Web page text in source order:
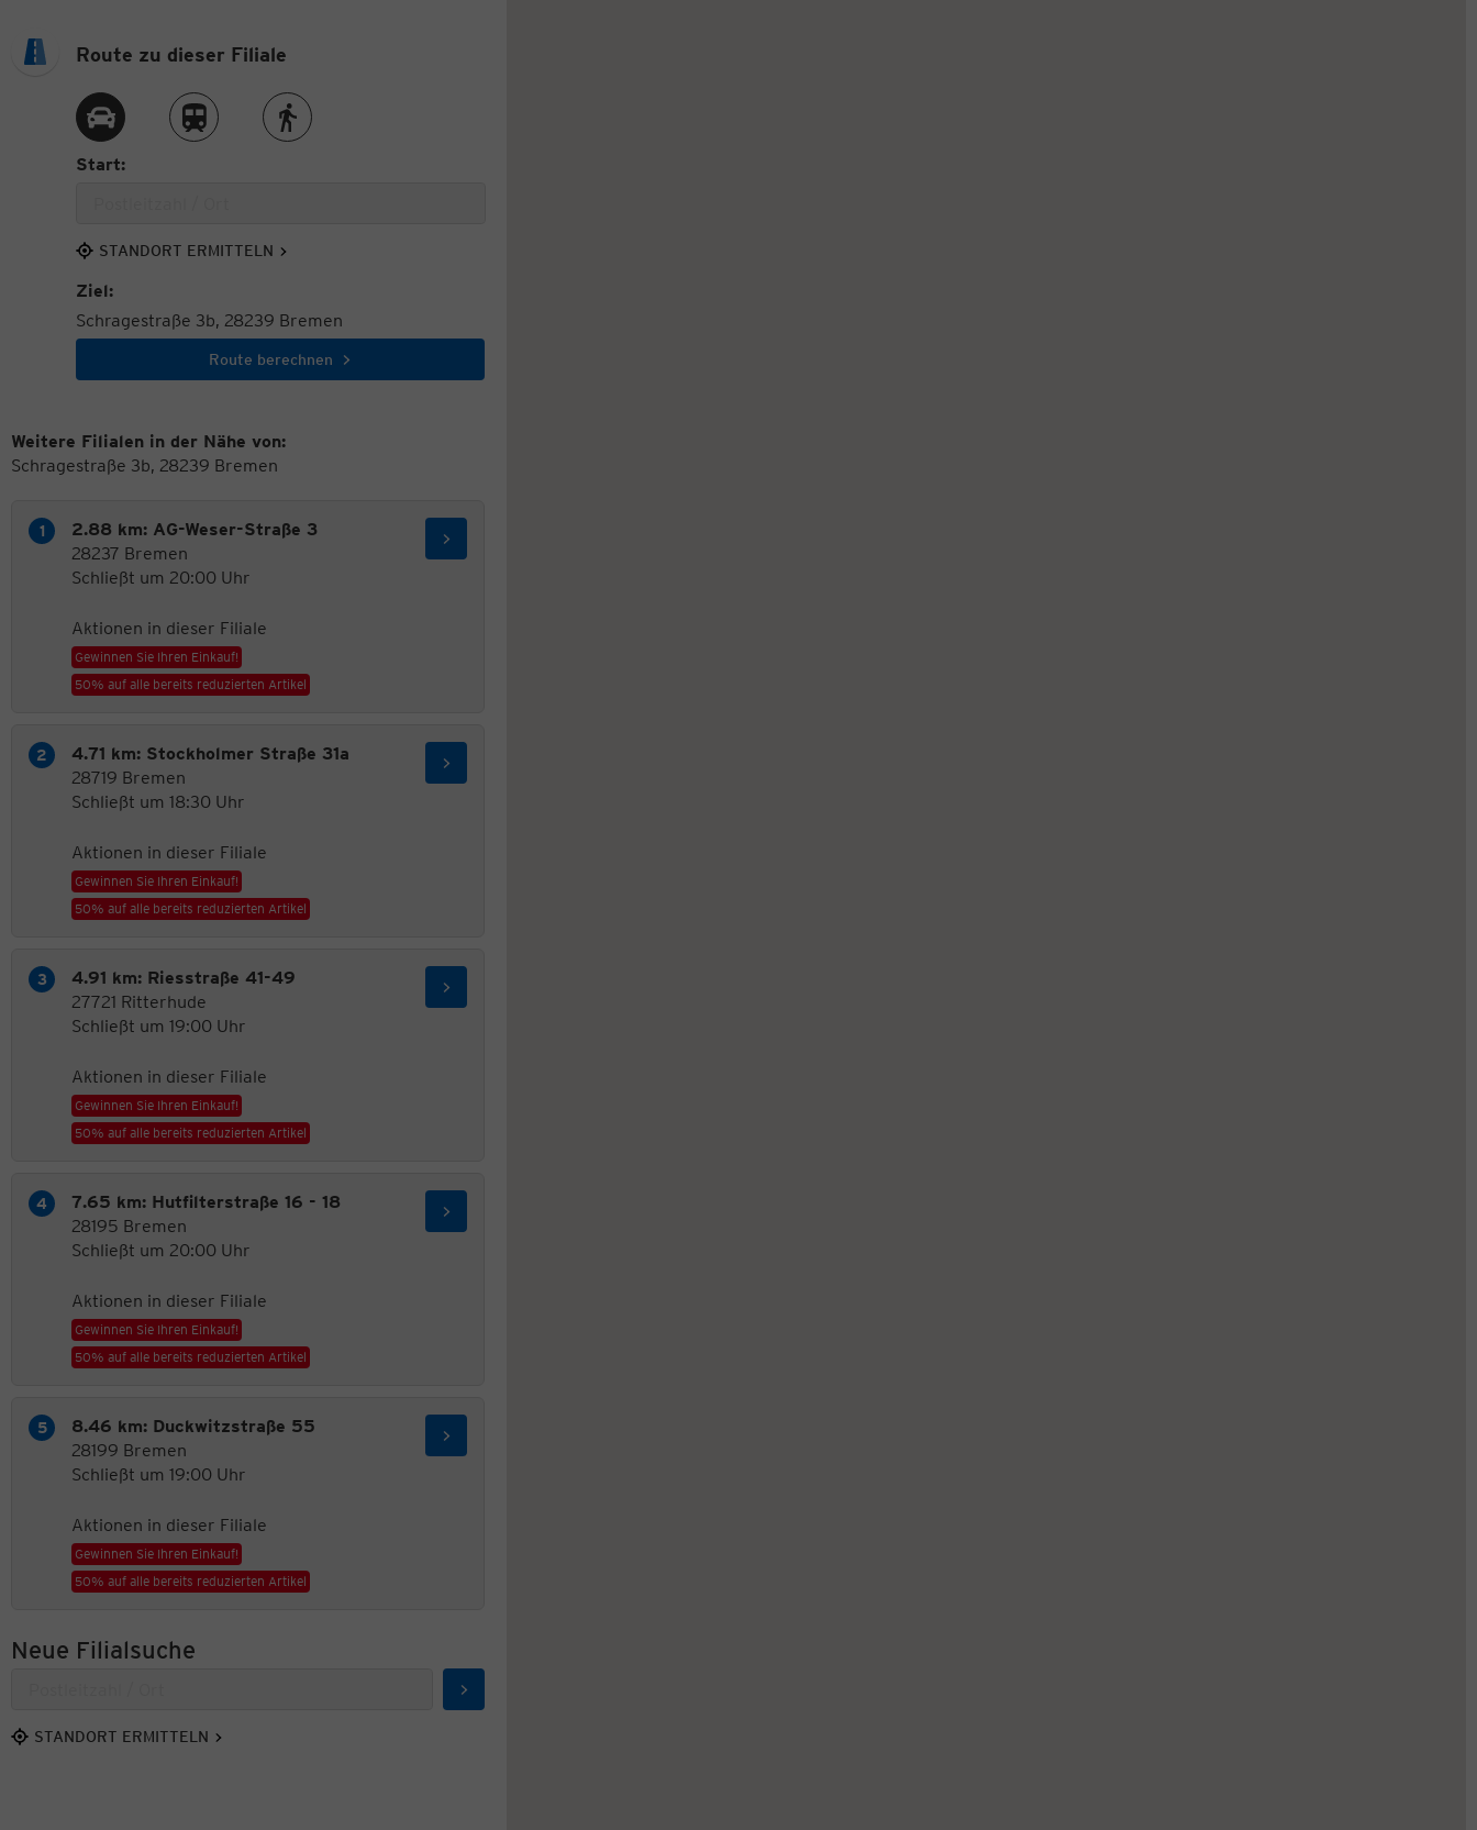
Route zu dieser Filiale
Route per AutoRoute per ZugRoute zu Fuß
Start:
STANDORT ERMITTELN
Ziel:
Schragestraße 3b, 28239 Bremen
Route berechnen
Weitere Filialen in der Nähe von:
Schragestraße 3b, 28239 Bremen
2.88 km: AG-Weser-Straße 3
28237 Bremen
Schließt um 20:00 Uhr
Aktionen in dieser Filiale
Gewinnen Sie Ihren Einkauf!
50% auf alle bereits reduzierten Artikel
4.71 km: Stockholmer Straße 31a
28719 Bremen
Schließt um 18:30 Uhr
Aktionen in dieser Filiale
Gewinnen Sie Ihren Einkauf!
50% auf alle bereits reduzierten Artikel
4.91 km: Riesstraße 41-49
27721 Ritterhude
Schließt um 19:00 Uhr
Aktionen in dieser Filiale
Gewinnen Sie Ihren Einkauf!
50% auf alle bereits reduzierten Artikel
7.65 km: Hutfilterstraße 16 - 18
28195 Bremen
Schließt um 20:00 Uhr
Aktionen in dieser Filiale
Gewinnen Sie Ihren Einkauf!
50% auf alle bereits reduzierten Artikel
8.46 km: Duckwitzstraße 55
28199 Bremen
Schließt um 19:00 Uhr
Aktionen in dieser Filiale
Gewinnen Sie Ihren Einkauf!
50% auf alle bereits reduzierten Artikel
Neue Filialsuche
Suchen
STANDORT ERMITTELN